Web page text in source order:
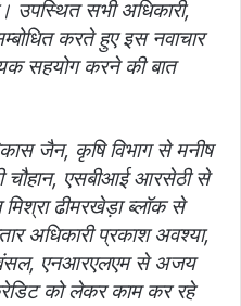
उपस्थित सभी अधिकारी,
करते हुए इस नवाचार
सहयोग करने की बात
जैन, कृषि विभाग से मनीष
चौहान, एसबीआई आरसेठी से
ढीमरखेड़ा ब्लॉक से
अधिकारी प्रकाश अवश्या,
बंसल, एनआरएलएम से अजय
को लेकर काम कर रहे